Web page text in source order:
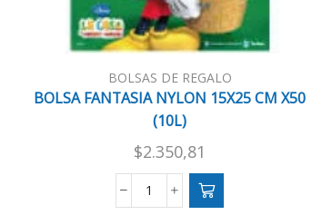
BOLSAS DE REGALO
BOLSA FANTASIA NYLON 15X25 CM X50
(10L)
$2.350,81
BOLSA